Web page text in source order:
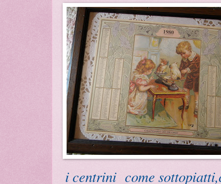
i centrini come